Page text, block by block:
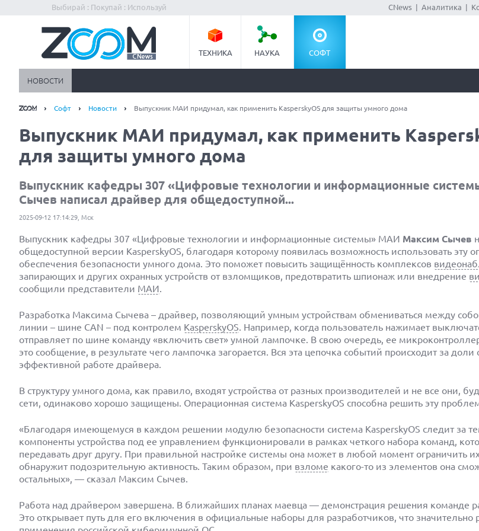
Выбирай : Покупай : Используй CNews Аналитика
ТЕХНИКА НАУКА СОФТ
НОВОСТИ
Софт Новости Выпускник МАИ придумал, как применить KasperskyOS для защиты умного дома
Выпускник МАИ придумал, как применить
для защиты умного дома
Выпускник кафедры 307 «Цифровые технологии и информационные
Сычев написал драйвер для общедоступной...
2025-09-12 17:14:29, Мск
Выпускник кафедры 307 «Цифровые технологии и информационные системы» МАИ Максим Сычев
общедоступной версии KasperskyOS, благодаря которому появилась возможность использовать эту
обеспечения безопасности умного дома. Это поможет повысить защищённость комплексов
запирающих и других охранных устройств от взломщиков, предотвратить шпионаж или внедрение
сообщили представители МАИ.
Разработка Максима Сычева – драйвер, позволяющий умным устройствам обмениваться между
линии – шине CAN – под контролем KasperskyOS. Например, когда пользователь нажимает
отправляет по шине команду «включить свет» умной лампочке. В свою очередь, ее
это сообщение, в результате чего лампочка загорается. Вся эта цепочка событий происходит за
эффективной работе драйвера.
В структуру умного дома, как правило, входят устройства от разных производителей и не все они,
сети, одинаково хорошо защищены. Операционная система KasperskyOS способна решить эту
«Благодаря имеющемуся в каждом решении модулю безопасности система KasperskyOS следит за
компоненты устройства под ее управлением функционировали в рамках четкого набора команд,
передавать друг другу. При правильной настройке системы она может в любой момент ограничить
обнаружит подозрительную активность. Таким образом, при взломе какого-то из элементов она
остальных», — сказал Максим Сычев.
Работа над драйвером завершена. В ближайших планах маевца — демонстрация решения команде
Это открывает путь для его включения в официальные наборы для разработчиков, что значительно